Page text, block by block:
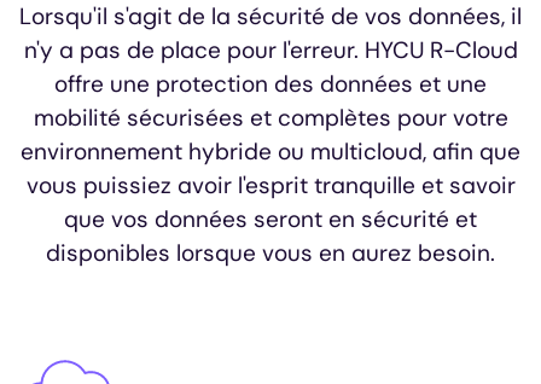
Lorsqu'il s'agit de la sécurité de vos données, il
n'y a pas de place pour l'erreur. HYCU R-Cloud
offre une protection des données et une
mobilité sécurisées et complètes pour votre
environnement hybride ou multicloud, afin que
vous puissiez avoir l'esprit tranquille et savoir
que vos données seront en sécurité et
disponibles lorsque vous en aurez besoin.
Image